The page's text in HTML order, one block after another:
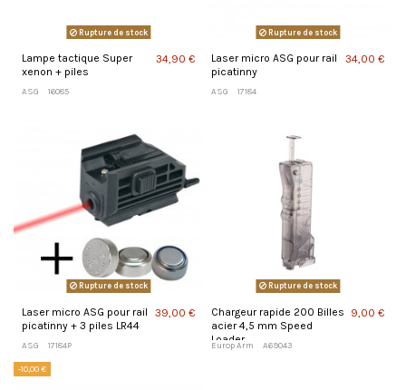
Rupture de stock
Lampe tactique Super
xenon + piles
ASG 16085
34,90 €
Rupture de stock
Laser micro ASG pour rail
picatinny
ASG 17184
34,00 €
Rupture de stock
Laser micro ASG pour rail
picatinny + 3 piles LR44
ASG 17184P
39,00 €
Rupture de stock
Chargeur rapide 200 Billes
acier 4,5 mm Speed
Loader
Europ Arm A69043
9,00 €
-10,00 €